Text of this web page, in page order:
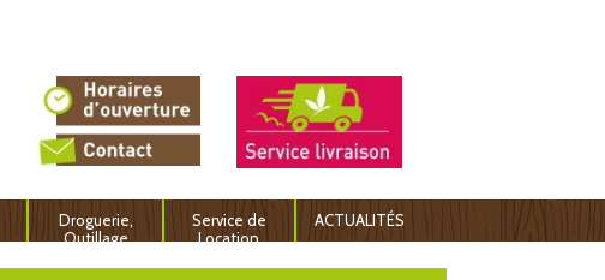
Droguerie,
Outillage
Service de
Location
ACTUALITÉS